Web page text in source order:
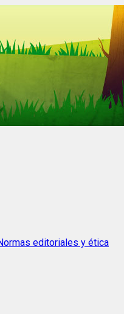
editoriales y ética